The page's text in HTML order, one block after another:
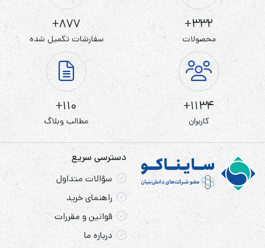
332+
محصولات
877+
سفارشات تکمیل شده
1134+
کاربران
110+
مطالب وبلاگ
دسترسی سریع
سؤالات متداول
راهنمای خرید
قوانین و مقررات
درباره ما